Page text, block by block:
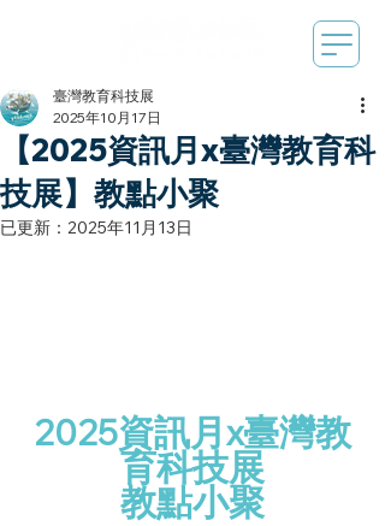
【2025資訊月x臺灣教育科
技展】教點小聚
臺灣教育科技展
2025年10月17日
已更新： 2025年11月13日
2025資訊月x臺灣教
育科技展
教點小聚